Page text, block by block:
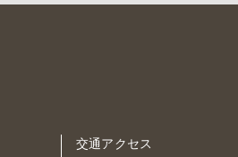
交通アクセス